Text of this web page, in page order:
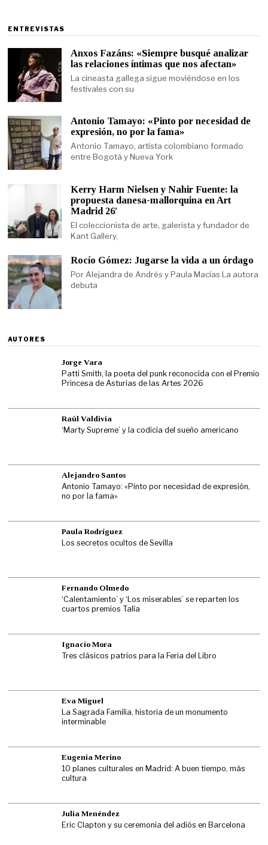
ENTREVISTAS
Anxos Fazáns: «Siempre busqué analizar
las relaciones íntimas que nos afectan»
La cineasta gallega sigue moviéndose en los
festivales con su
Antonio Tamayo: «Pinto por necesidad de
expresión, no por la fama»
Antonio Tamayo, artista colombiano formado
entre Bogotá y Nueva York
Kerry Harm Nielsen y Nahir Fuente: la
propuesta danesa-mallorquina en Art
Madrid 26′
El coleccionista de arte, galerista y fundador de
Kant Gallery,
Rocío Gómez: Jugarse la vida a un órdago
Por Alejandra de Andrés y Paula Macías La autora
debuta
AUTORES
Jorge Vara
Patti Smith, la poeta del punk reconocida con el Premio
Princesa de Asturias de las Artes 2026
Raúl Valdivia
‘Marty Supreme’ y la codicia del sueño americano
Alejandro Santos
Antonio Tamayo: «Pinto por necesidad de expresión,
no por la fama»
Paula Rodríguez
Los secretos ocultos de Sevilla
Fernando Olmedo
‘Calentamiento’ y ‘Los miserables’ se reparten los
cuartos premios Talía
Ignacio Mora
Tres clásicos patrios para la Feria del Libro
Eva Miguel
La Sagrada Familia, historia de un monumento
interminable
Eugenia Merino
10 planes culturales en Madrid: A buen tiempo, más
cultura
Julia Menéndez
Eric Clapton y su ceremonia del adiós en Barcelona